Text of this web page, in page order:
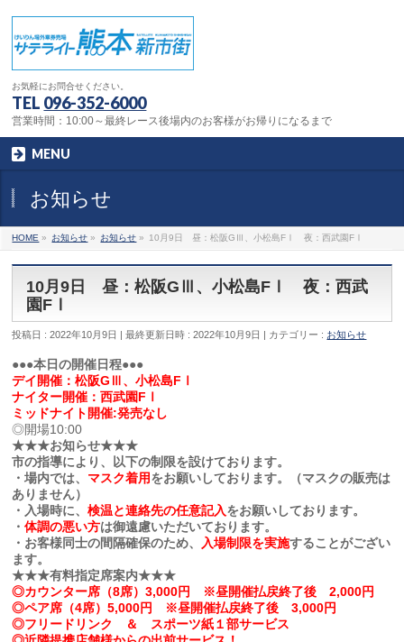
お気軽にお問合せください。
TEL 096-352-6000
営業時間：10:00～最終レース後場内のお客様がお帰りになるまで
MENU
お知らせ
HOME » お知らせ » お知らせ » 10月9日 昼：松阪GⅢ、小松島FⅠ 夜：西武園FⅠ
10月9日 昼：松阪GⅢ、小松島FⅠ 夜：西武
園FⅠ
投稿日 : 2022年10月9日 最終更新日時 : 2022年10月9日 カテゴリー : お知らせ
●●●本日の開催日程●●●
デイ開催：松阪GⅢ、小松島FⅠ
ナイター開催：西武園FⅠ
ミッドナイト開催:発売なし
◎開場10:00
★★★お知らせ★★★
市の指導により、以下の制限を設けております。
・場内では、 マスク着用をお願いしております。（マスクの販売は
ありません）
・入場時に、検温と連絡先の任意記入をお願いしております。
・体調の悪い方は御遠慮いただいております。
・お客様同士の間隔確保のため、
入場制限を実施することがござい
ます。
★★★有料指定席案内★★★
◎カウンター席（8席）3,000円 ※昼開催払戻終了後 2,000円
◎ペア席（4席）5,000円 ※昼開催払戻終了後 3,000円
◎フリードリンク ＆ スポーツ紙１部サービス